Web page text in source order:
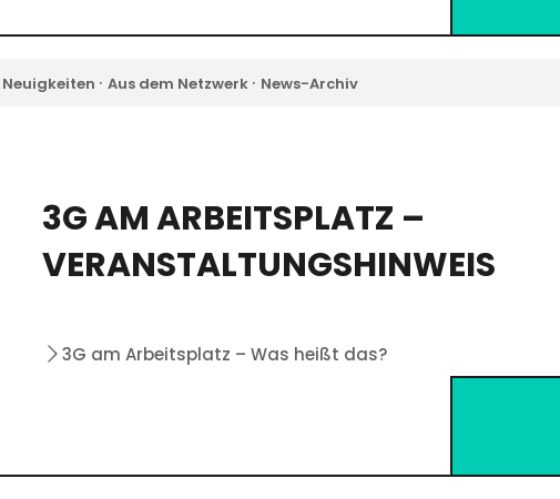
· Aus dem Netzwerk · News-Archiv
3G AM ARBEITSPLATZ –
VERANSTALTUNGSHINWEIS
3G am Arbeitsplatz – Was heißt das?